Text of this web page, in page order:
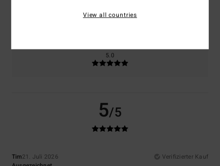
Zu groß
5.0
5/5
Tim21. Juli 2026
Verifizierter Kauf
View all countries